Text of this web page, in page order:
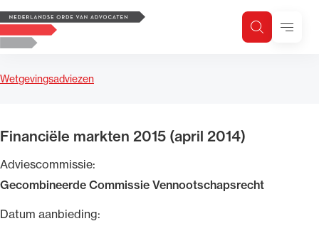
Logo, to the homepage
ZoekenMenu
Wetgevingsadviezen
Financiële markten 2015 (april 2014)
Adviescommissie:
Gecombineerde Commissie Vennootschapsrecht
Datum aanbieding:
Zoeken
Zoek op trefwoord